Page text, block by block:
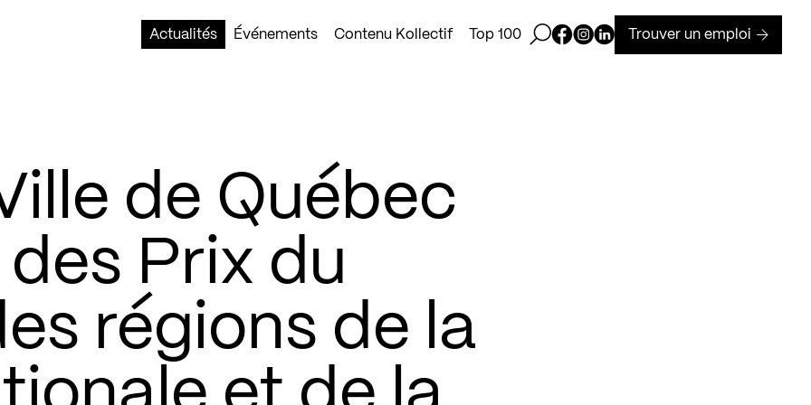
Actualités
Événements Contenu Kollectif Top 100 Ouvrir la barre de recherche
Page Facebook de Kollectif
Page Instagram de Kollectif
Page Linkedin de Kollectif
Trouver un emploi
de Québec
Prix du
régions de la